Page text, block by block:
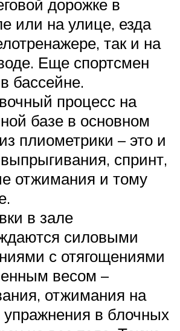
дорожке в
или на улице, езда
так и на
Еще спортсмен
бассейне.
процесс на
базе в основном
плиометрики – это и
спринт,
отжимания и тому
в зале
силовыми
с отягощениями
весом –
отжимания на
упражнения в блочных